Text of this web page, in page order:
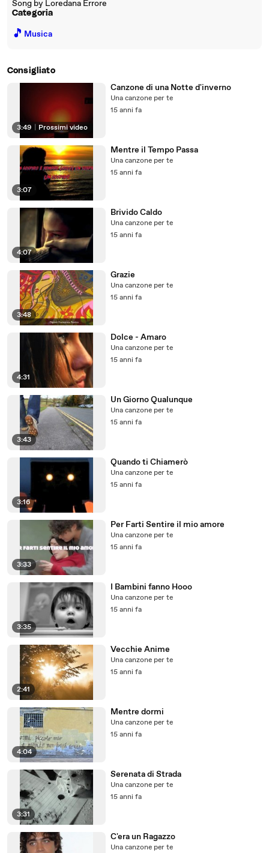
Song by Loredana Errore
Categoria
🎵 Musica
Consigliato
3:49 Prossimi video
Canzone di una Notte d'inverno
Una canzone per te
15 anni fa
3:07
Mentre il Tempo Passa
Una canzone per te
15 anni fa
4:07
Brivido Caldo
Una canzone per te
15 anni fa
3:48
Grazie
Una canzone per te
15 anni fa
4:31
Dolce - Amaro
Una canzone per te
15 anni fa
3:43
Un Giorno Qualunque
Una canzone per te
15 anni fa
3:16
Quando ti Chiamerò
Una canzone per te
15 anni fa
3:33
Per Farti Sentire il mio amore
Una canzone per te
15 anni fa
3:35
I Bambini fanno Hooo
Una canzone per te
15 anni fa
2:41
Vecchie Anime
Una canzone per te
15 anni fa
4:04
Mentre dormi
Una canzone per te
15 anni fa
3:31
Serenata di Strada
Una canzone per te
15 anni fa
C'era un Ragazzo
Una canzone per te